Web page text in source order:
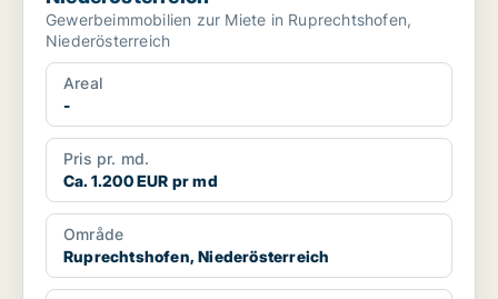
Gewerbeimmobilien zur Miete in Ruprechtshofen,
Niederösterreich
Areal
-
Pris pr. md.
Ca. 1.200 EUR pr md
Område
Ruprechtshofen, Niederösterreich